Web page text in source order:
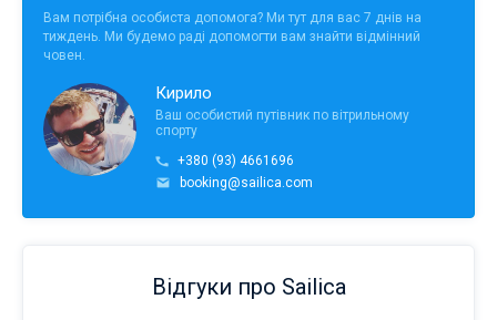
Вам потрібна особиста допомога? Ми тут для вас 7 днів на
тиждень. Ми будемо раді допомогти вам знайти відмінний
човен.
Кирило
Ваш особистий путівник по вітрильному
спорту
+380 (93) 4661696
booking@sailica.com
Відгуки про Sailica